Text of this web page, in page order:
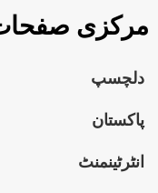
مرکزی
دلچسپ
پاکستان
انٹرٹینمنٹ